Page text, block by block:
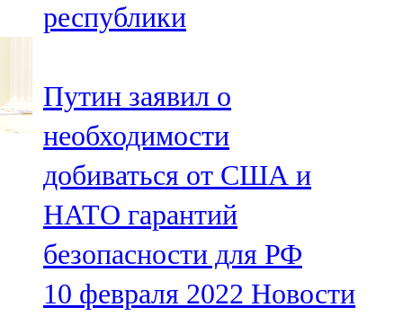
республики
Путин заявил о
необходимости
добиваться от США и
НАТО гарантий
безопасности для РФ
10 февраля 2022 Новости